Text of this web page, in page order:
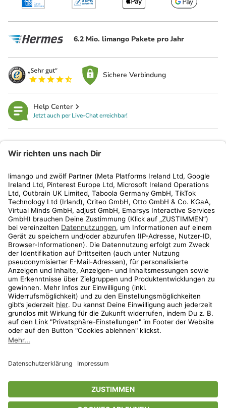
6.2 Mio. limango Pakete pro Jahr
Sichere Verbindung
Help Center
Jetzt auch per Live-Chat erreichbar!
Kundenservice
Shop
Aktionen
Travel
* Streichpreise entsprechen der unverbindlichen Preisempfehlung des